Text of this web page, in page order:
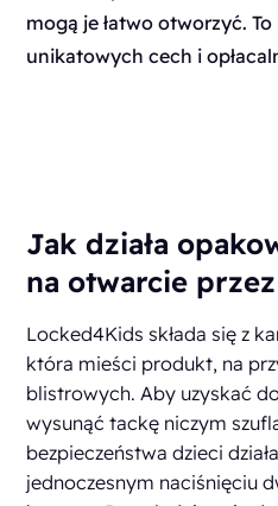
mogą je łatwo otworzyć.
unikatowych cech i
Jak działa
na otwarcie
Locked4Kids składa się z
która mieści produkt, na
blistrowych. Aby uzyskać
wysunąć tackę niczym
bezpieczeństwa dzieci
jednoczesnym naciśnięciu